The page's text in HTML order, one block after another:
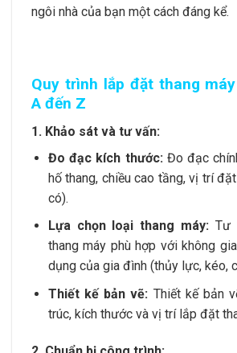
ngôi nhà của bạn một cách đáng kể.
Quy trình lắp đặt thang
A đến Z
1. Khảo sát và tư vấn:
Đo đạc kích thước:Đo đạc
hố thang, chiều cao tầng, vị trí
có).
Lựa chọn loại thang máy: Tư
thang máy phù hợp với không
dụng của gia đình (thủy lực, kéo,
Thiết kế bản vẽ: Thiết kế bản
trúc, kích thước và vị trí lắp đặt